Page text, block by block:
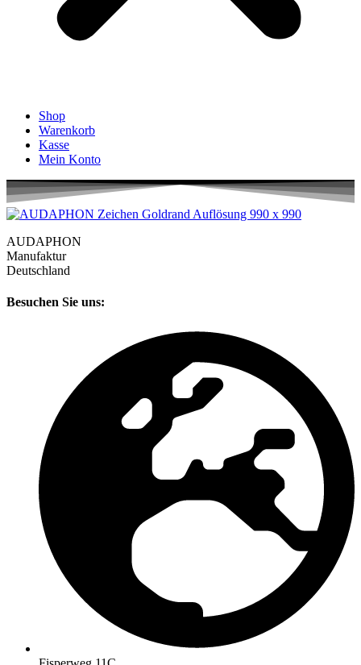
Shop
Warenkorb
Kasse
Mein Konto
AUDAPHON
Manufaktur
Deutschland
Besuchen Sie uns: